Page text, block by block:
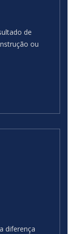
de
ou
diferença